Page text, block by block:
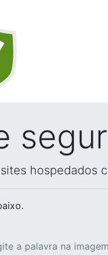
hospedados
a palavra na